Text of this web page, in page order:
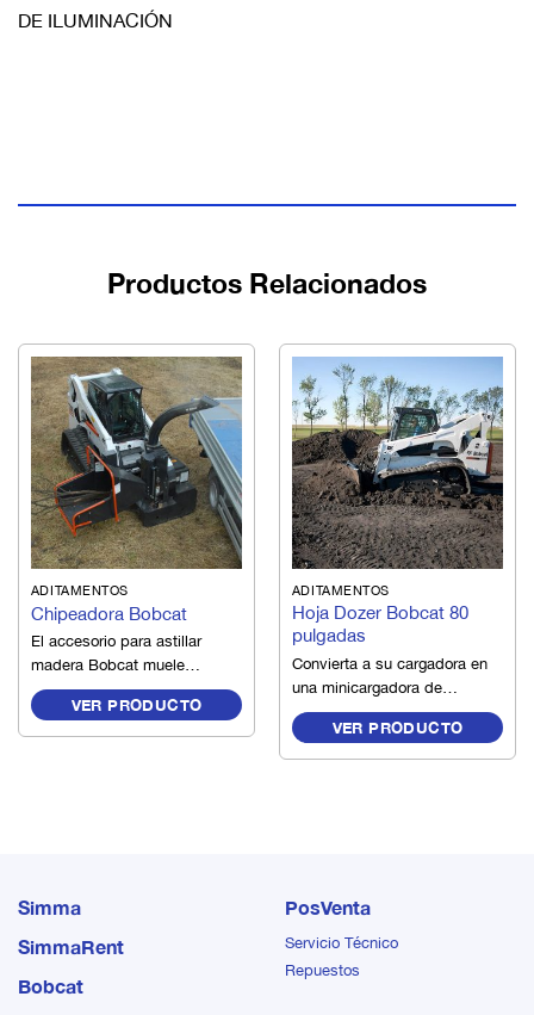
DE ILUMINACIÓN
Productos Relacionados
ADITAMENTOS
Chipeadora Bobcat
El accesorio para astillar
madera Bobcat muele
ramas y árboles, lo que
reduce el volumen de las
ramas de 10 a 1.
VER PRODUCTO
ADITAMENTOS
Hoja Dozer Bobcat 80
pulgadas
Convierta a su cargadora en
una minicargadora de
orugas gracias a la hoja
dózer. Amplíe la versatilidad
de su portaherramientas
reversible de 3 piezas. La
puede adoptar un ángulo de
orientación de +/- 30° y
VER PRODUCTO
Simma
SimmaRent
Bobcat
PosVenta
Servicio Técnico
Repuestos